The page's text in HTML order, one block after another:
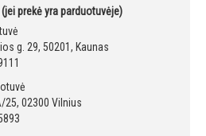
prekė yra parduotuvėje)
g. 29, 50201, Kaunas
25, 02300 Vilnius